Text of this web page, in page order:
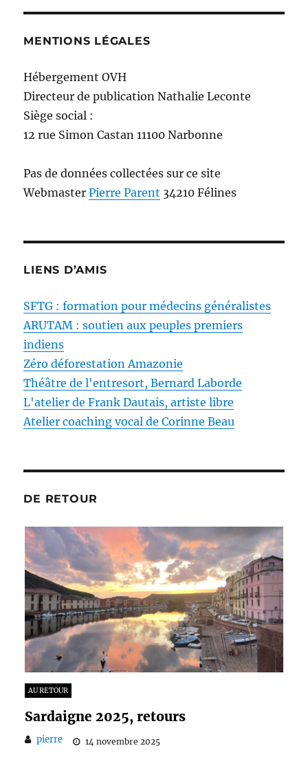
MENTIONS LÉGALES
Hébergement OVH
Directeur de publication Nathalie Leconte
Siège social :
12 rue Simon Castan 11100 Narbonne
Pas de données collectées sur ce site
WebmasterPierre Parent 34210 Félines
LIENS D’AMIS
SFTG : formation pour médecins généralistes
ARUTAM : soutien aux peuples premiers
indiens
Zéro déforestation Amazonie
Théâtre de l'entresort, Bernard Laborde
L'atelier de Frank Dautais, artiste libre
Atelier coaching vocal de Corinne Beau
DE RETOUR
AU RETOUR
Sardaigne 2025, retours
pierre 14 novembre 2025